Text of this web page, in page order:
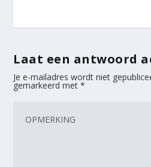
Laat een antwoord
Je e-mailadres wordt niet
gemarkeerd met*